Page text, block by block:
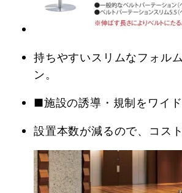
持ちやすいスリムなフォル
ン。
■施設の誘導・規制をワイ
設置本数が減るので、コス